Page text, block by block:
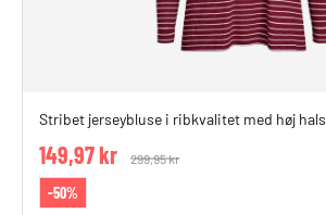
Stribet jerseybluse i ribkvalitet med høj hals
Price reduced from
299,95 kr
149,97 kr
-50%